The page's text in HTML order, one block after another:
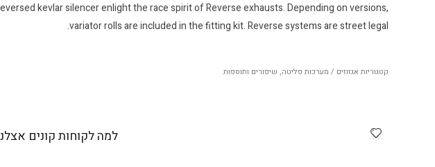
kevlar silencer enlight the race spirit of Reverse exhausts. Depending on versions,
variator rolls are included in the fitting kit. Reverse systems are street legal.
קטגוריותאגזוזים / מערכות פליטה, שיפורים ותוספות
למה לקוחות קונים